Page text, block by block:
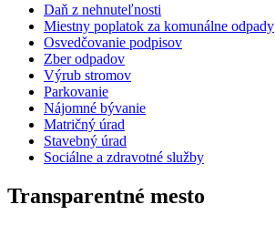
Daň z nehnuteľnosti
Miestny poplatok za komunálne odpady
Osvedčovanie podpisov
Zber odpadov
Výrub stromov
Parkovanie
Nájomné bývanie
Matričný úrad
Stavebný úrad
Sociálne a zdravotné služby
Transparentné mesto